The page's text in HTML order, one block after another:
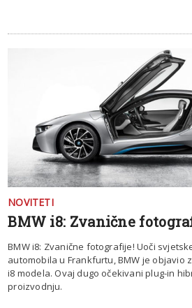
NOVITETI
BMW i8: Zvanične
BMW i8: Zvanične fotografije! Uoči
automobila u Frankfurtu, BMW je objavio
i8 modela. Ovaj dugo očekivani plug-in
proizvodnju.